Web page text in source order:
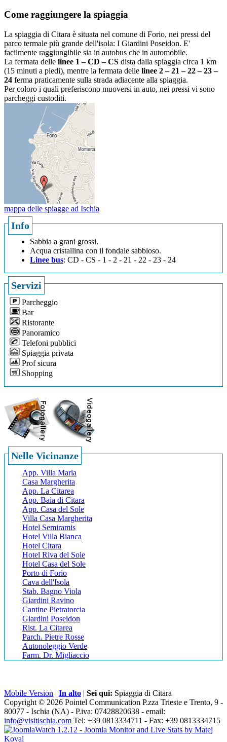
Come raggiungere la spiaggia
La spiaggia di Citara è situata nel comune di Forio, nei pressi del
parco termale più grande dell'isola: I Giardini Poseidon. E'
facilmente raggiungibile sia in autobus che in automobile.
La fermata delle linee 1 – CD – CS dista dalla spiaggia circa 1 km
(15 minuti a piedi), mentre la fermata delle linee 2 – 21 – 22 – 23 –
24 ferma praticamente sulla strada adiacente alla spiaggia.
Per coloro i quali preferiscono muoversi in auto, nei pressi vi sono
parcheggi custoditi.
mappa delle spiagge ad Ischia
Info
Sabbia a grani grossi.
Acqua cristallina con il fondale sabbioso.
Linee bus: CD - CS - 1 - 2 - 21 - 22 - 23 - 24
Servizi
Parcheggio
Bar
Ristorante
Panoramico
Telefoni pubblici
Spiaggia privata
Prof sicura
Shopping
Nelle Vicinanze
App. Villa Maria
Casa Margherita
App. La Citarea
App. Baia di Citara
App. Casa del Sole
Villa Casa Margherita
Hotel Semiramis
Hotel Villa Bianca
Hotel Citara
Hotel Riva del Sole
Hotel Casa del Sole
Porto di Forio
Cava dell'Isola
Stab. Bagno Viola
Giardini Ravino
Cantine Pietratorcia
Giardini Poseidon
Rist. La Citarea
Parch. Pietre Rosse
Autonoleggio Verde
Farm. Dr. Migliaccio
Mobile Version | In alto | Sei qui: Spiaggia di Citara
Copyright © 2026 Pointel Communication P.zza Trieste e Trento, 9 -
80077 - Ischia (NA) - P.iva: 07428820638 - email:
info@visitischia.com Tel: +39 0813334711 - Fax: +39 0813334715